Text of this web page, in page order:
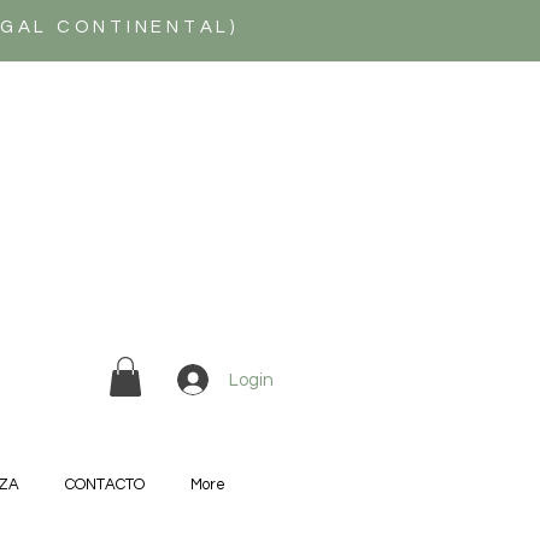
CONTINENTAL)
Login
CONTACTO More